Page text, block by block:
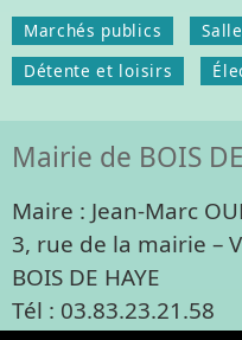
Marchés publics
Détente et loisirs
Mairie de BOIS
Maire : Jean-Marc
3, rue de la mairie –
BOIS DE HAYE
Tél : 03.83.23.21.58